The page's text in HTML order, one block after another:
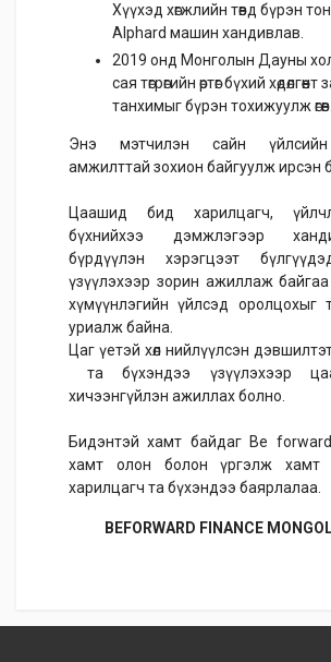
Хүүхэд хөгжлийн төвд бүрэн
Alphard машин хандивлав.
2019 онд Монголын Дауны
сая төгрөгийн өртөг бүхий
танхимыг бүрэн тохижуулж өгөв.
Энэ мэтчилэн сайн
амжилттай зохион байгуулж ирсэн
Цаашид бид харилцагч,
бүхнийхээ дэмжлэгээр
бүрдүүлэн хэрэгцээт
үзүүлэхээр зорин ажиллаж
хүмүүнлэгийн үйлсэд оролцохыг
уриалж байна.
Цаг үетэй хөл нийлүүлсэн
та бүхэндээ үзүүлэхээр
хичээнгүйлэн ажиллах болно.
Бидэнтэй хамт байдаг Be
хамт олон болон үргэлж хамт
харилцагч та бүхэндээ баярлалаа.
BEFORWARD FINANCE